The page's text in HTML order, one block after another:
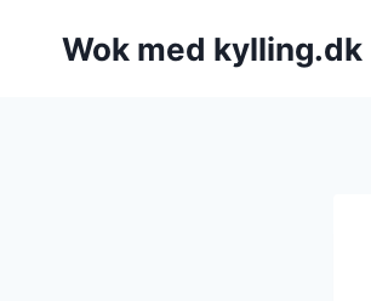
Wok med kylling.dk